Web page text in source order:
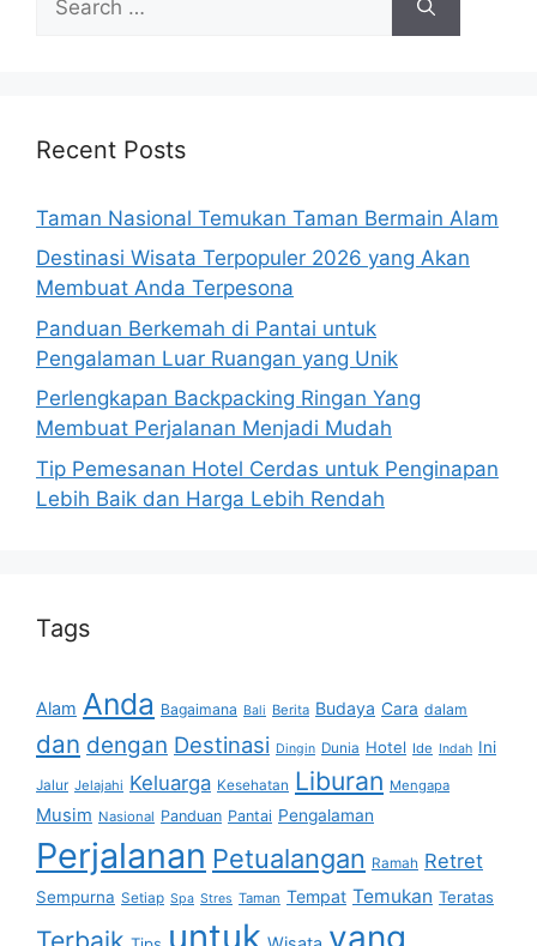
for:
Recent Posts
Taman Nasional Temukan Taman Bermain Alam
Destinasi Wisata Terpopuler 2026 yang Akan
Membuat Anda Terpesona
Panduan Berkemah di Pantai untuk
Pengalaman Luar Ruangan yang Unik
Perlengkapan Backpacking Ringan Yang
Membuat Perjalanan Menjadi Mudah
Tip Pemesanan Hotel Cerdas untuk Penginapan
Lebih Baik dan Harga Lebih Rendah
Tags
Alam Anda Bagaimana Bali Berita Budaya Cara dalam
dan dengan Destinasi Dingin Dunia Hotel Ide Indah Ini
Jalur Jelajahi Keluarga Kesehatan Liburan Mengapa
Musim Nasional Panduan Pantai Pengalaman
Perjalanan Petualangan Ramah Retret
Sempurna Setiap Spa Stres Taman Tempat Temukan Teratas
untuk yang